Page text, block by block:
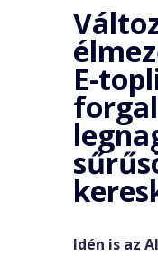
E-
Idén is az